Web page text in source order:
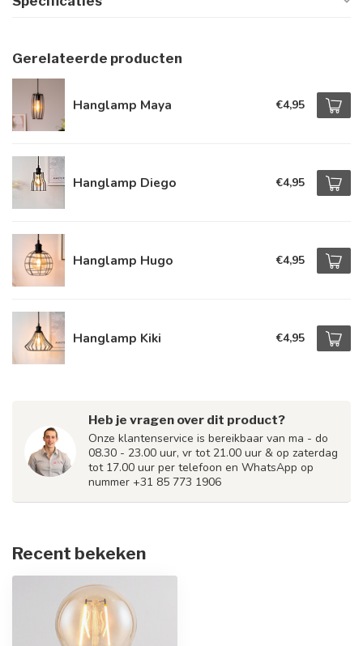
Gerelateerde producten
Hanglamp Maya €4,95
Hanglamp Diego €4,95
Hanglamp Hugo €4,95
Hanglamp Kiki €4,95
Heb je vragen over dit product?
Onze klantenservice is bereikbaar van ma - do
08.30 - 23.00 uur, vr tot 21.00 uur & op zaterdag
tot 17.00 uur per telefoon en WhatsApp op
nummer +31 85 773 1906
Recent bekeken